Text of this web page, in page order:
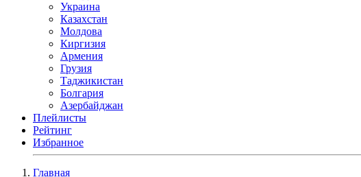
Украина
Казахстан
Молдова
Киргизия
Армения
Грузия
Таджикистан
Болгария
Азербайджан
Плейлисты
Рейтинг
Избранное
Главная